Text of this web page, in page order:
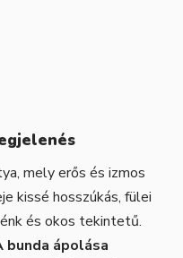
mely erős és izmos
kissé hosszúkás, fülei
és okos tekintetű.
bunda ápolása